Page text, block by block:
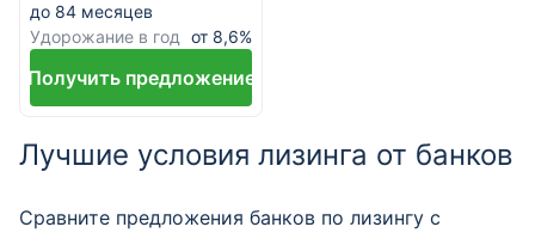
до 84 месяцев
Удорожание в год
от 8,6%
Получить предложение
Лучшие условия лизинга от банков
Сравните предложения банков по лизингу с